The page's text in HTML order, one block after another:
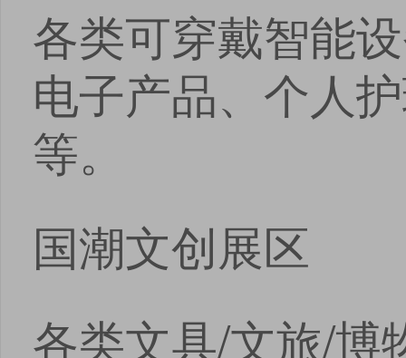
各类可穿戴智能
电子产品、个人
等。
国潮文创展区
各类文具/文旅/博